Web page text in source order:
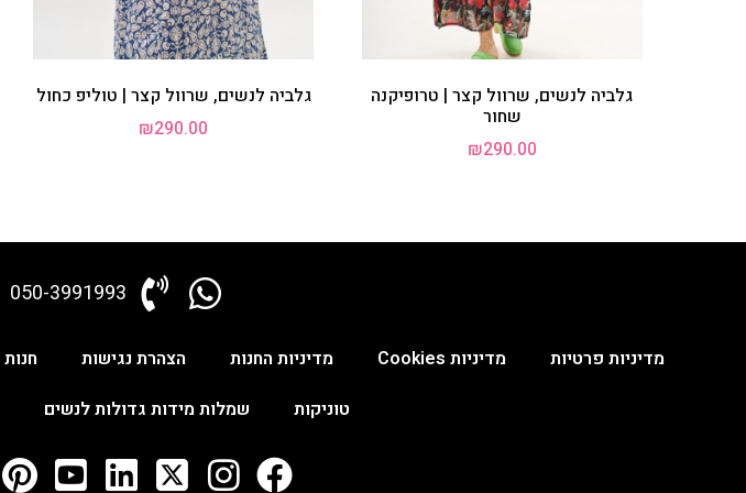
גלביה לנשים, שרוול קצר | טרופיקנה
שחור
₪290.00
גלביה לנשים, שרוול קצר | טוליפ כחול
₪290.00
050-3991993
מדיניות פרטיות מדיניות Cookies מדיניות החנות הצהרת נגישות חנות
טוניקות
שמלות מידות גדולות לנשים